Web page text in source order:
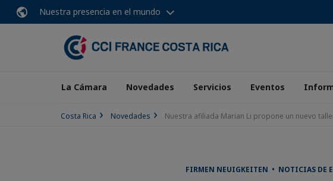
Nuestra presencia en el mundo
La Cámara Novedades Servicios Eventos
Costa Rica Novedades Nuestra afiliada Marian Li propone un nuevo
FIRMEN NEUIGKEITEN • NOTICIAS DE